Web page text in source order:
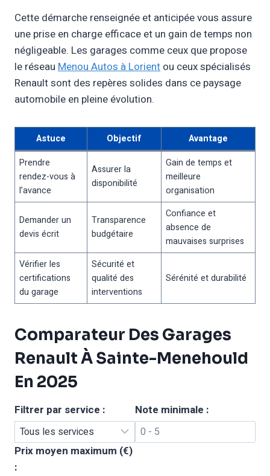
Cette démarche renseignée et anticipée vous assure
une prise en charge efficace et un gain de temps non
négligeable. Les garages comme ceux que propose
le réseau Menou Autos à Lorient ou ceux spécialisés
Renault sont des repères solides dans ce paysage
automobile en pleine évolution.
Astuce Objectif
Avantage
Prendre
rendez-vous à
l’avance
Assurer la
disponibilité
Gain de temps et
meilleure
organisation
Demander un
devis écrit
Transparence
budgétaire
Confiance et
absence de
mauvaises surprises
Vérifier les
certifications
du garage
Sécurité et
qualité des
interventions
Sérénité et durabilité
Comparateur Des Garages
Renault À Sainte-Menehould
En 2025
Filtrer par service : Note minimale :
Prix moyen maximum (€)
: